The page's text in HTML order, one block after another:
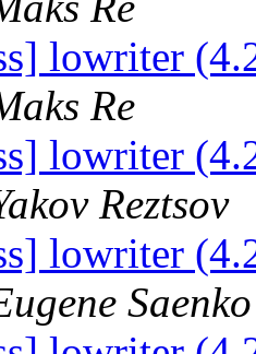
lowriter
Re
lowriter
Reztsov
lowriter
Saenko